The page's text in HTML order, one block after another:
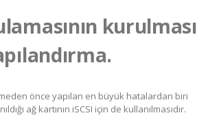
kurulması
önce yapılan en büyük hatalardan biri
ağ kartının iSCSI için de kullanılmasıdır.